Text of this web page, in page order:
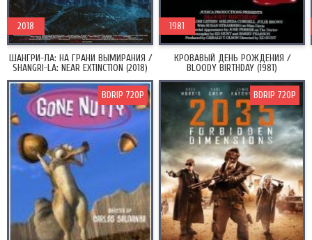
ШАНГРИ-ЛА: НА ГРАНИ ВЫМИРАНИЯ /
SHANGRI-LA: NEAR EXTINCTION (2018)
2018
КРОВАВЫЙ ДЕНЬ РОЖДЕНИЯ /
BLOODY BIRTHDAY (1981)
1981
BDRIP 720P BDRIP 720P